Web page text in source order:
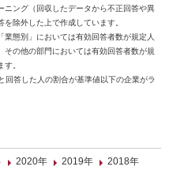
ング（回収したデータから不正回答や異
除外した上で作成しています。
態別」においては有効回答者数が規定人
の他の部門においては有効回答者数が規
。
答した人の割合が基準値以下の企業がラ
2020年 2019年
2018年